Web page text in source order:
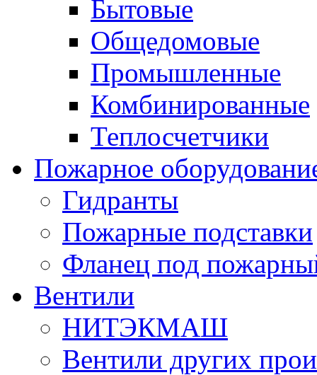
Бытовые
Общедомовые
Промышленные
Комбинированные
Теплосчетчики
Пожарное
Гидранты
Пожарные подставки
Фланец под
Вентили
НИТЭКМАШ
Вентили других